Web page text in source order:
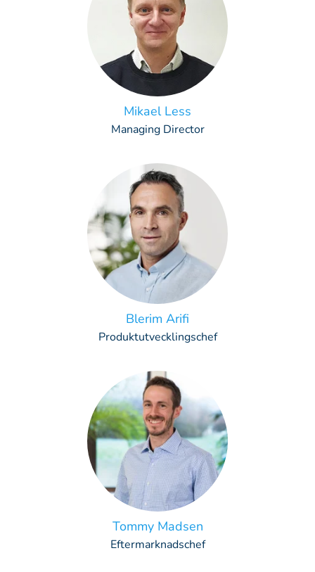
Mikael Less
Managing Director
Blerim Arifi
Produktutvecklingschef
Tommy Madsen
Eftermarknadschef